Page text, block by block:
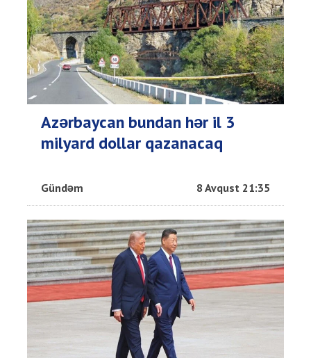
Azərbaycan bundan hər il 3
milyard dollar qazanacaq
Gündəm 8 Avqust 21:35